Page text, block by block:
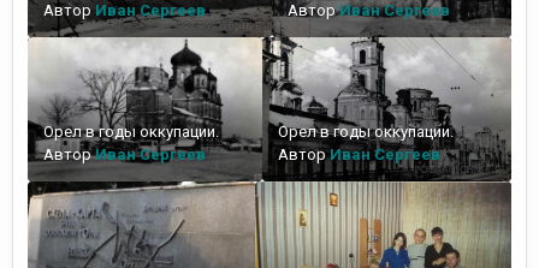
Автор Иван Сергеев
АвторИван Сергеев
Орел в годы оккупации.
АвторИван Сергеев
Орел в годы оккупации.
АвторИван Сергеев